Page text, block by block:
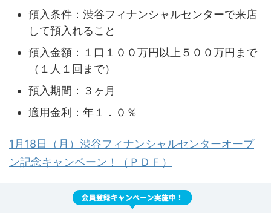
預入条件：渋谷フィナンシャルセンターで来店
して預入れること
預入金額：１口１００万円以上５００万円まで
（１人１回まで）
預入期間：３ヶ月
適用金利：年１．０％
1月18日（月）渋谷フィナンシャルセンターオープ
ン記念キャンペーン！（ＰＤＦ）